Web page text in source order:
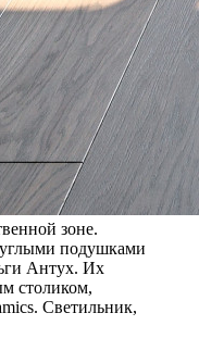
зоне.
подушками
Антух. Их
столиком,
Светильник,